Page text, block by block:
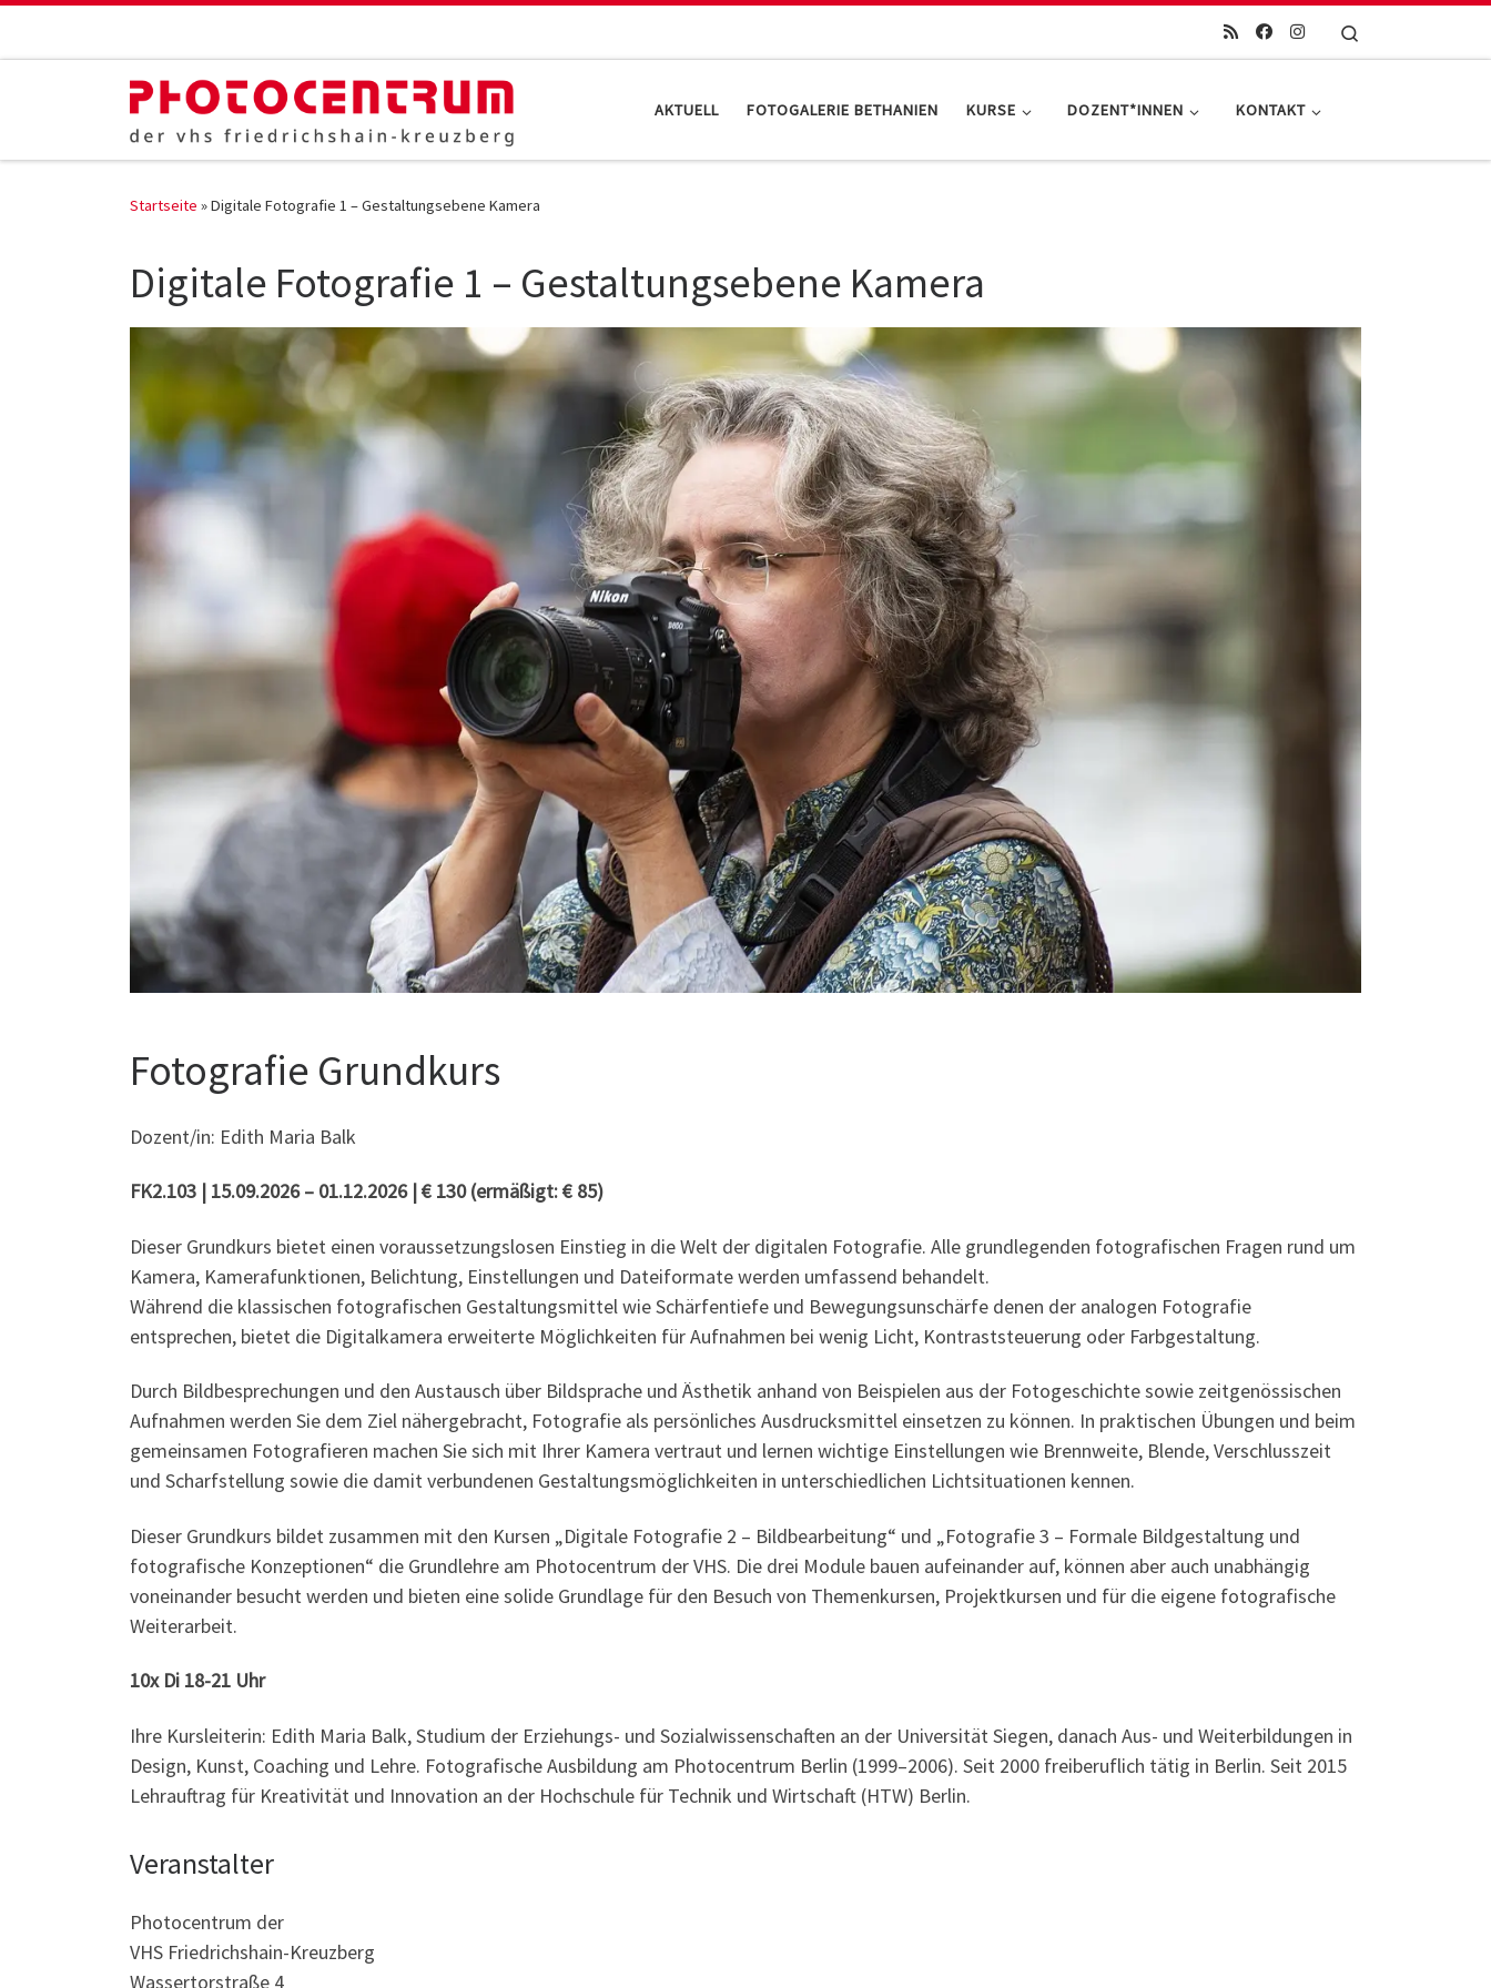
AKTUELL FOTOGALERIE BETHANIEN KURSE DOZENT*INNEN KONTAKT
Startseite »Digitale Fotografie 1 – Gestaltungsebene Kamera
Digitale Fotografie 1 – Gestaltungsebene Kamera
Fotografie Grundkurs
Dozent/in: Edith Maria Balk
FK2.103 | 15.09.2026 – 01.12.2026 | € 130 (ermäßigt:€ 85)
Dieser Grundkurs bietet einen voraussetzungslosen Einstieg in die Welt der digitalen Fotografie. Alle grundlegenden fotografischen Fragen rund um
Kamera, Kamerafunktionen, Belichtung, Einstellungen und Dateiformate werden umfassend behandelt.
Während die klassischen fotografischen Gestaltungsmittel wie Schärfentiefe und Bewegungsunschärfe denen der analogen Fotografie
entsprechen, bietet die Digitalkamera erweiterte Möglichkeiten für Aufnahmen bei wenig Licht, Kontraststeuerung oder Farbgestaltung.
Durch Bildbesprechungen und den Austausch über Bildsprache und Ästhetik anhand von Beispielen aus der Fotogeschichte sowie zeitgenössischen
Aufnahmen werden Sie dem Ziel nähergebracht, Fotografie als persönliches Ausdrucksmittel einsetzen zu können. In praktischen Übungen und beim
gemeinsamen Fotografieren machen Sie sich mit Ihrer Kamera vertraut und lernen wichtige Einstellungen wie Brennweite, Blende, Verschlusszeit
und Scharfstellung sowie die damit verbundenen Gestaltungsmöglichkeiten in unterschiedlichen Lichtsituationen kennen.
Dieser Grundkurs bildet zusammen mit den Kursen „Digitale Fotografie 2 – Bildbearbeitung“ und „Fotografie 3 – Formale Bildgestaltung und
fotografische Konzeptionen“ die Grundlehre am Photocentrum der VHS. Die drei Module bauen aufeinander auf, können aber auch unabhängig
voneinander besucht werden und bieten eine solide Grundlage für den Besuch von Themenkursen, Projektkursen und für die eigene fotografische
Weiterarbeit.
10x Di 18-21 Uhr
Ihre Kursleiterin: Edith Maria Balk, Studium der Erziehungs- und Sozialwissenschaften an der Universität Siegen, danach Aus- und Weiterbildungen in
Design, Kunst, Coaching und Lehre. Fotografische Ausbildung am Photocentrum Berlin (1999–2006). Seit 2000 freiberuflich tätig in Berlin. Seit 2015
Lehrauftrag für Kreativität und Innovation an der Hochschule für Technik und Wirtschaft (HTW) Berlin.
Veranstalter
Photocentrum der
VHS Friedrichshain-Kreuzberg
Wassertorstraße 4